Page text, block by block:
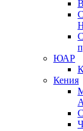
ЮАР
Кения